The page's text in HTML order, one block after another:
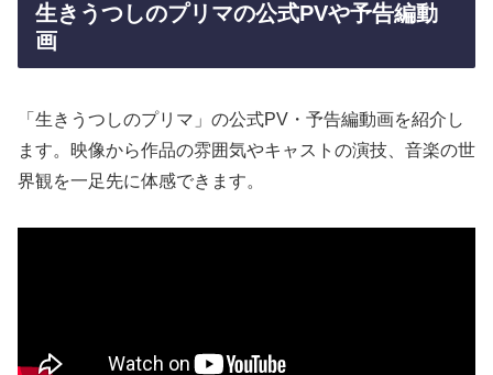
生きうつしのプリマの公式PVや予告編動
画
「生きうつしのプリマ」の公式PV・予告編動画を紹介し
ます。映像から作品の雰囲気やキャストの演技、音楽の世
界観を一足先に体感できます。